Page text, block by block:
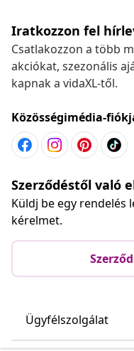
Iratkozzon fel
Csatlakozzon a több
akciókat, szezonális
kapnak a vidaXL-től.
Közösségimédia-
Szerződéstől való
Küldj be egy rendelés
kérelmet.
Ügyfélszolgálat